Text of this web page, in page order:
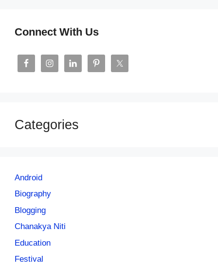
Connect With Us
Categories
Android
Biography
Blogging
Chanakya Niti
Education
Festival